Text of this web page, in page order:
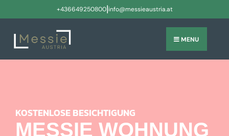
+436649250800|info@messieaustria.at
MENU
KOSTENLOSE BESICHTIGUNG
MESSIE WOHNUNG